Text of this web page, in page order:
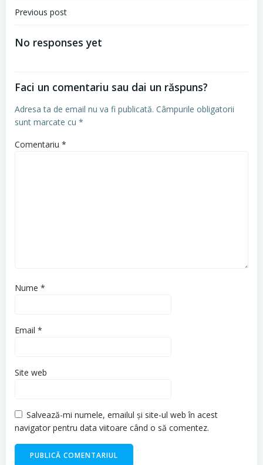
Navigare
articole
Previous post
No responses yet
Faci un comentariu sau dai un răspuns?
Adresa ta de email nu va fi publicată. Câmpurile obligatorii
sunt marcate cu *
Comentariu *
Nume *
Email *
Site web
Salvează-mi numele, emailul și site-ul web în acest
navigator pentru data viitoare când o să comentez.